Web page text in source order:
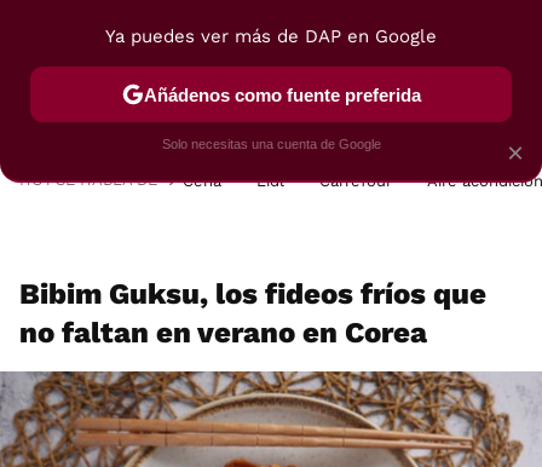
POSTRES VIAJES SELECCIÓN VEGUI
HOY SE HABLA DE Cena Lidl Carrefour Aire
Bibim Guksu, los fideos fríos que
no faltan en verano en Corea
×
Ya puedes ver más de DAP en Google
Añádenos como fuente preferida
Solo necesitas una cuenta de Google